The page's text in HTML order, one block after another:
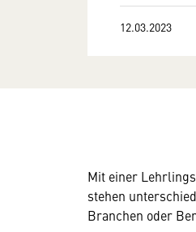
12.03.2023
Mit einer
stehen
Branchen oder